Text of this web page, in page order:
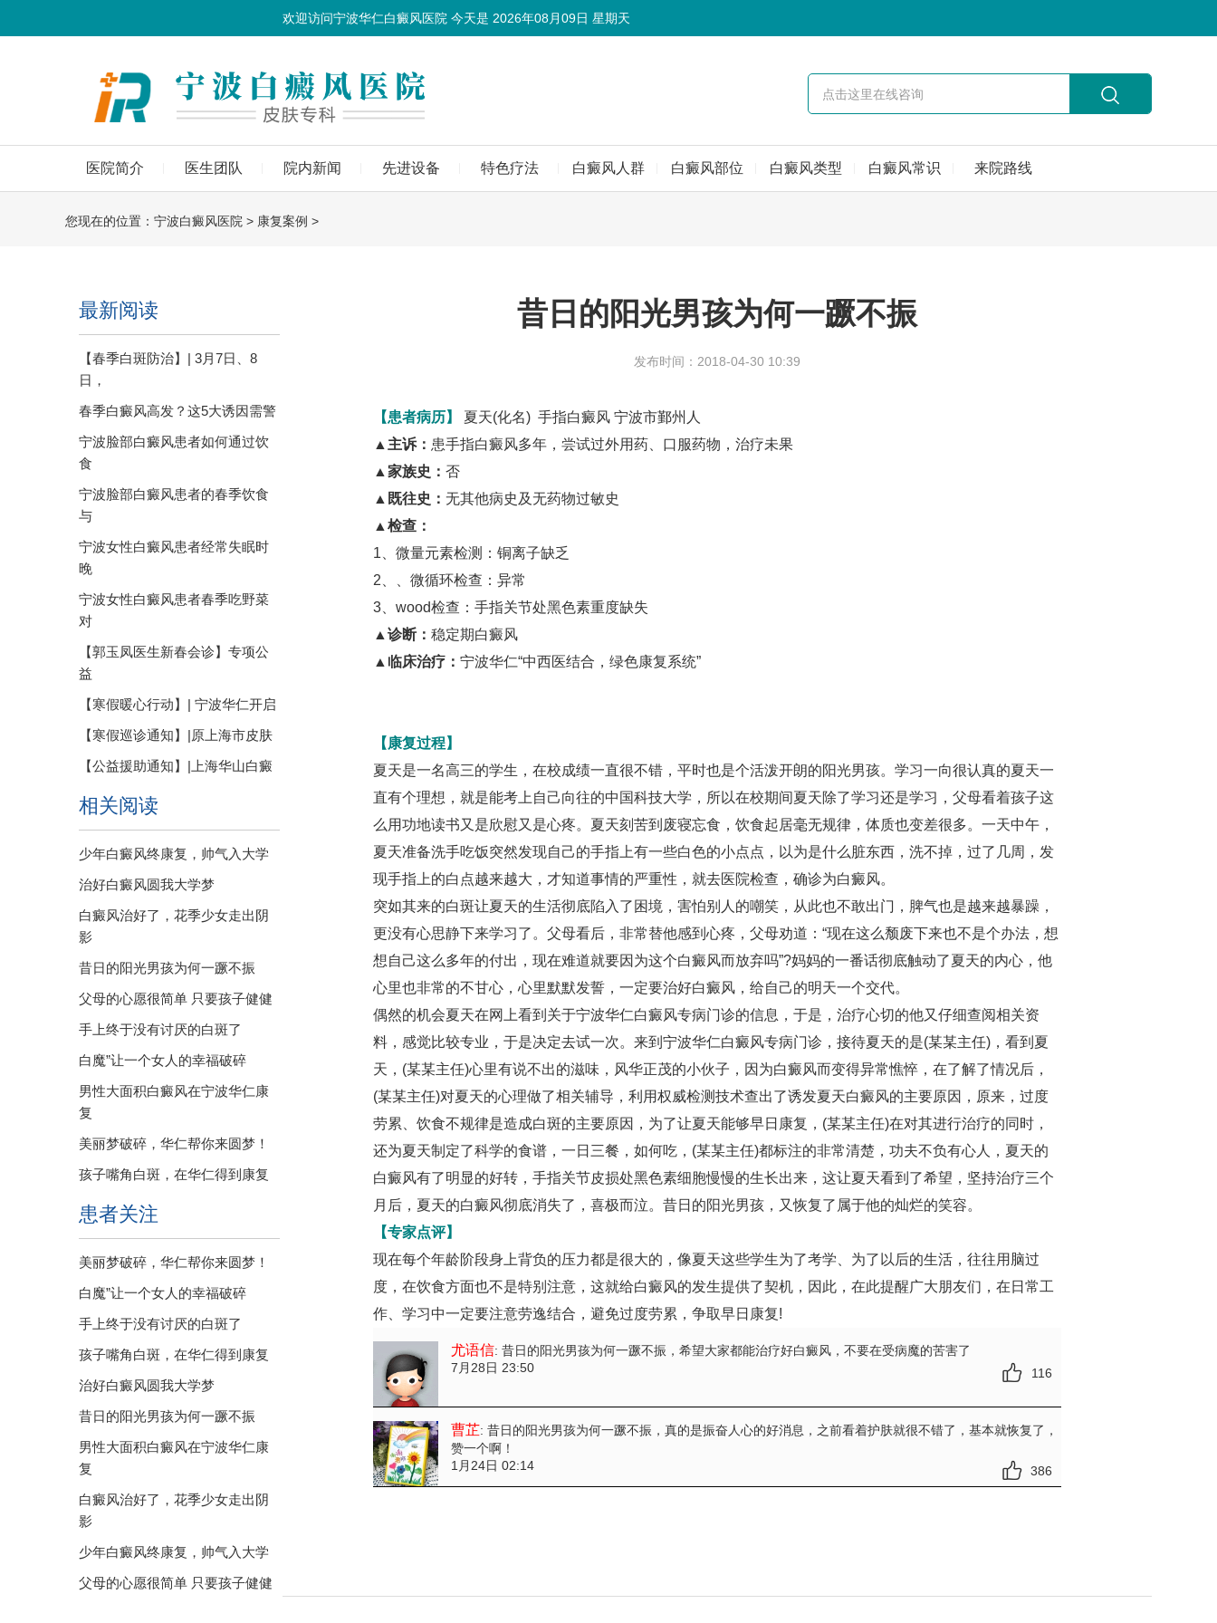
欢迎访问宁波华仁白癜风医院 今天是 2026年08月09日 星期天
医院简介 医生团队 院内新闻 先进设备 特色疗法 白癜风人群 白癜风部位 白癜风类型 白癜风常识 来院路线
您现在的位置： 宁波白癜风医院 > 康复案例 >
最新阅读
【春季白斑防治】| 3月7日、8
日，
春季白癜风高发？这5大诱因需警
宁波脸部白癜风患者如何通过饮
食
宁波脸部白癜风患者的春季饮食
与
宁波女性白癜风患者经常失眠时
晚
宁波女性白癜风患者春季吃野菜
对
【郭玉凤医生新春会诊】专项公
益
【寒假暖心行动】| 宁波华仁开启
【寒假巡诊通知】|原上海市皮肤
【公益援助通知】|上海华山白癜
相关阅读
少年白癜风终康复，帅气入大学
治好白癜风圆我大学梦
白癜风治好了，花季少女走出阴
影
昔日的阳光男孩为何一蹶不振
父母的心愿很简单 只要孩子健健
手上终于没有讨厌的白斑了
白魔”让一个女人的幸福破碎
男性大面积白癜风在宁波华仁康
复
美丽梦破碎，华仁帮你来圆梦！
孩子嘴角白斑，在华仁得到康复
患者关注
美丽梦破碎，华仁帮你来圆梦！
白魔”让一个女人的幸福破碎
手上终于没有讨厌的白斑了
孩子嘴角白斑，在华仁得到康复
治好白癜风圆我大学梦
昔日的阳光男孩为何一蹶不振
男性大面积白癜风在宁波华仁康
复
白癜风治好了，花季少女走出阴
影
少年白癜风终康复，帅气入大学
父母的心愿很简单 只要孩子健健
昔日的阳光男孩为何一蹶不振
发布时间：2018-04-30 10:39
【患者病历】
夏天(化名) 手指白癜风 宁波市鄞州人
▲主诉： 患手指白癜风多年，尝试过外用药、口服药物，治疗未果
▲家族史： 否
▲既往史： 无其他病史及无药物过敏史
▲检查：
1、微量元素检测：铜离子缺乏
2、、微循环检查：异常
3、wood检查：手指关节处黑色素重度缺失
▲诊断： 稳定期白癜风
▲临床治疗： 宁波华仁“中西医结合，绿色康复系统”
【康复过程】
夏天是一名高三的学生，在校成绩一直很不错，平时也是个活泼开朗的阳光男孩。学习一向很认真的夏天一
直有个理想，就是能考上自己向往的中国科技大学，所以在校期间夏天除了学习还是学习，父母看着孩子这
么用功地读书又是欣慰又是心疼。夏天刻苦到废寝忘食，饮食起居毫无规律，体质也变差很多。一天中午，
夏天准备洗手吃饭突然发现自己的手指上有一些白色的小点点，以为是什么脏东西，洗不掉，过了几周，发
现手指上的白点越来越大，才知道事情的严重性，就去医院检查，确诊为白癜风。
突如其来的白斑让夏天的生活彻底陷入了困境，害怕别人的嘲笑，从此也不敢出门，脾气也是越来越暴躁，
更没有心思静下来学习了。父母看后，非常替他感到心疼，父母劝道：“现在这么颓废下来也不是个办法，想
想自己这么多年的付出，现在难道就要因为这个白癜风而放弃吗”?妈妈的一番话彻底触动了夏天的内心，他
心里也非常的不甘心，心里默默发誓，一定要治好白癜风，给自己的明天一个交代。
偶然的机会夏天在网上看到关于宁波华仁白癜风专病门诊的信息，于是，治疗心切的他又仔细查阅相关资
料，感觉比较专业，于是决定去试一次。来到宁波华仁白癜风专病门诊，接待夏天的是(某某主任)，看到夏
天，(某某主任)心里有说不出的滋味，风华正茂的小伙子，因为白癜风而变得异常憔悴，在了解了情况后，
(某某主任)对夏天的心理做了相关辅导，利用权威检测技术查出了诱发夏天白癜风的主要原因，原来，过度
劳累、饮食不规律是造成白斑的主要原因，为了让夏天能够早日康复，(某某主任)在对其进行治疗的同时，
还为夏天制定了科学的食谱，一日三餐，如何吃，(某某主任)都标注的非常清楚，功夫不负有心人，夏天的
白癜风有了明显的好转，手指关节皮损处黑色素细胞慢慢的生长出来，这让夏天看到了希望，坚持治疗三个
月后，夏天的白癜风彻底消失了，喜极而泣。昔日的阳光男孩，又恢复了属于他的灿烂的笑容。
【专家点评】
现在每个年龄阶段身上背负的压力都是很大的，像夏天这些学生为了考学、为了以后的生活，往往用脑过
度，在饮食方面也不是特别注意，这就给白癜风的发生提供了契机，因此，在此提醒广大朋友们，在日常工
作、学习中一定要注意劳逸结合，避免过度劳累，争取早日康复!
尤语信: 昔日的阳光男孩为何一蹶不振 ，希望大家都能治疗好白癜风，不要在受病魔的苦害了
7月28日 23:50
116
曹芷: 昔日的阳光男孩为何一蹶不振 ，真的是振奋人心的好消息，之前看着护肤就很不错了，基本就恢复了，
赞一个啊！
1月24日 02:14
386